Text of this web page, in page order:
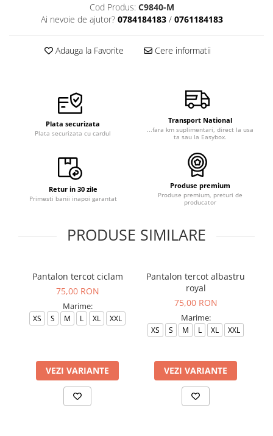
ACCESORII
Noutati
Cod Produs: C9840-M
Ai nevoie de ajutor? 0784184183 / 0761184183
Adauga la Favorite Cere informatii
Plata securizata
Plata securizata cu cardul
Transport National
...fara km suplimentari, direct la usa
ta sau la Easybox.
Retur in 30 zile
Primesti banii inapoi garantat
Produse premium
Produse premium, preturi de
producator
PRODUSE SIMILARE
Pantalon tercot ciclam
75,00 RON
Marime:
XS S M L XL XXL
VEZI VARIANTE
Pantalon tercot albastru
royal
75,00 RON
Marime:
XS S M L XL XXL
VEZI VARIANTE